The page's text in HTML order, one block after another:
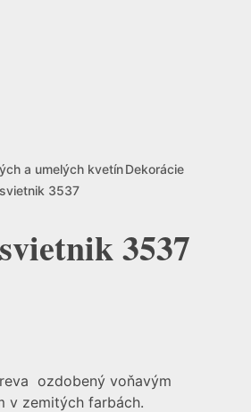
a umelých kvetínDekorácie
3537
3537
ozdobený voňavým
v zemitých farbách.